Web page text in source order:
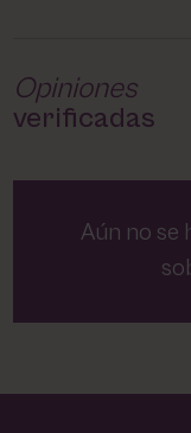
Opiniones
verificadas
Aún no se